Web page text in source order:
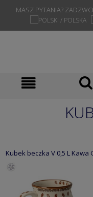
MASZ PYTANIA?
Kubek beczka V 0,5 L Kawa